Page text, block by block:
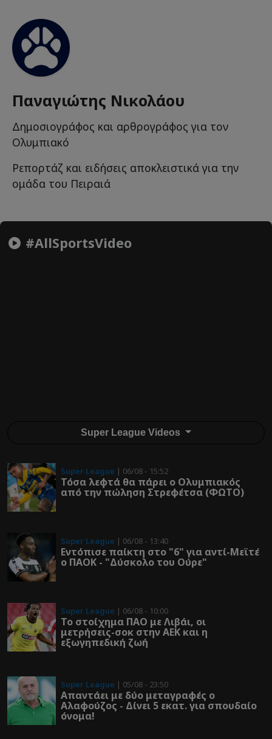
Παναγιώτης Νικολάου
Δημοσιογράφος και αρθρογράφος για τον
Ολυμπιακό
Ρεπορτάζ και ειδήσεις αποκλειστικά για την
ομάδα του Πειραιά
#AllSportsVideo
Super League Videos
Super League | 06/08 - 15:52
Τόσα λεφτά θα πάρει ο Ολυμπιακός
από την πώληση Στρεφέτσα (ΦΩΤΟ)
Super League | 06/08 - 13:40
Εντόπισε παίκτη στο "6" για αντί-Μεϊτέ
ο ΠΑΟΚ - "Δύσκολο του Ούρε"
Super League | 06/08 - 10:00
Το στοίχημα ΠΑΟ με Λιβάι, οι
μετρήσεις-σοκ στην ΑΕΚ και η
εξωγηπεδική ζωή
Super League | 05/08 - 23:50
Απαντάει με δύο μεταγραφές ο
Αλαφούζος - Δίνει 5 εκατ. για σπουδαίο
όνομα!